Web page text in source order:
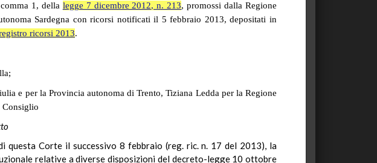
1, della legge 7 dicembre 2012, n. 213, promossi dalla Regione
Sardegna con ricorsi notificati il 5 febbraio 2013, depositati in
ricorsi 2013.
e per la Provincia autonoma di Trento, Tiziana Ledda per la Regione
Consiglio
Corte il successivo 8 febbraio (reg. ric. n. 17 del 2013), la
relative a diverse disposizioni del decreto-legge 10 ottobre